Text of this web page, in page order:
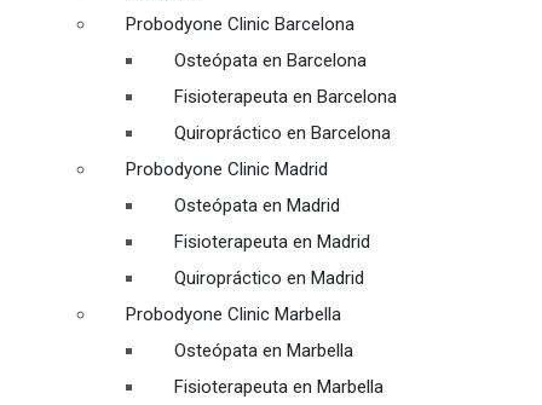
Probodyone Clinic Barcelona
Osteópata en Barcelona
Fisioterapeuta en Barcelona
Quiropráctico en Barcelona
Probodyone Clinic Madrid
Osteópata en Madrid
Fisioterapeuta en Madrid
Quiropráctico en Madrid
Probodyone Clinic Marbella
Osteópata en Marbella
Fisioterapeuta en Marbella